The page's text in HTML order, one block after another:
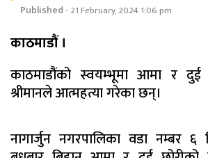
Published- 21 February, 2024 1:06 pm
काठमाडौं ।
काठमाडौंको स्वयम्भूमा आमा र दुई
श्रीमानले आत्महत्या गरेका छन्।
नागार्जुन नगरपालिका वडा नम्बर